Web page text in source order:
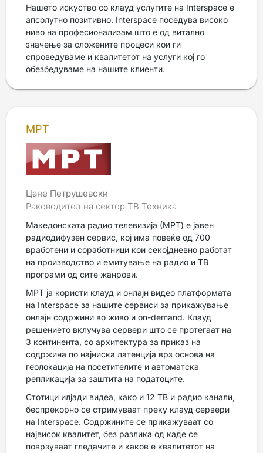
Нашето искуство со клауд услугите на Interspace е
апсолутно позитивно. Interspace поседува високо
ниво на професионализам што е од витално
значење за сложените процеси кои ги
спроведуваме и квалитетот на услуги кој го
обезбедуваме на нашите клиенти.
МРТ
Цане Петрушевски
Раководител на сектор ТВ Техника
Македонската радио телевизија (МРТ) е јавен
радиодифузен сервис, кој има повеќе од 700
вработени и соработници кои секојдневно работат
на производство и емитување на радио и ТВ
програми од сите жанрови.
МРТ ја користи клауд и онлајн видео платформата
на Interspace за нашите сервиси за прикажување
онлајн содржини во живо и on-demand. Клауд
решението вклучува сервери што се протегаат на
3 континента, со архитектура за приказ на
содржина по најниска латенција врз основа на
геолокација на посетителите и автоматска
репликација за заштита на податоците.
Стотици илјади видеа, како и 12 ТВ и радио канали,
беспрекорно се стримуваат преку клауд сервери
на Interspace. Содржините се прикажуваат со
највисок квалитет, без разлика од каде се
поврзуваат гледачите и каков е квалитетот на